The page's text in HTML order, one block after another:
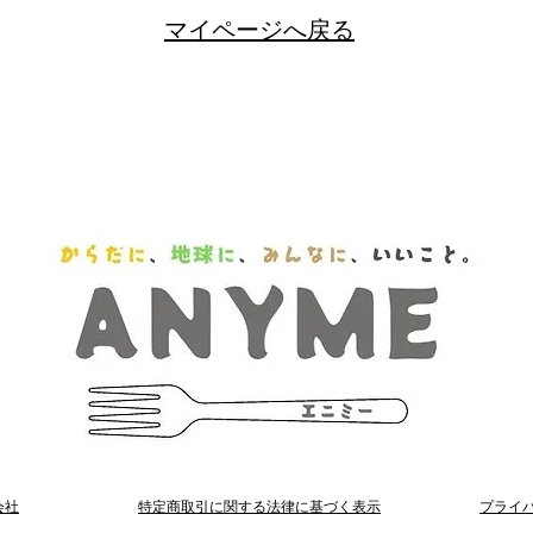
​マイページへ戻る
社 ​特定商取引に関する法律に基づく表示 プライ